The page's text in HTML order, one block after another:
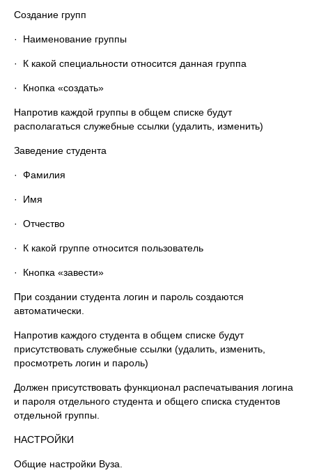
Создание групп
· Наименование группы
· К какой специальности относится данная группа
· Кнопка «создать»
Напротив каждой группы в общем списке будут
располагаться служебные ссылки (удалить, изменить)
Заведение студента
· Фамилия
· Имя
· Отчество
· К какой группе относится пользователь
· Кнопка «завести»
При создании студента логин и пароль создаются
автоматически.
Напротив каждого студента в общем списке будут
присутствовать служебные ссылки (удалить, изменить,
просмотреть логин и пароль)
Должен присутствовать функционал распечатывания логина
и пароля отдельного студента и общего списка студентов
отдельной группы.
НАСТРОЙКИ
Общие настройки Вуза.